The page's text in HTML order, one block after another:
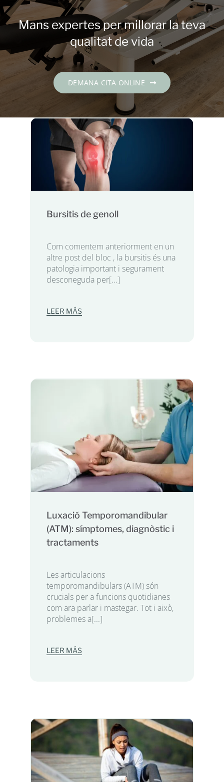
Contacte
Català
Mans expertes per millorar la teva
qualitat de vida
DEMANA CITA ONLINE
Bursitis de genoll
Com comentem anteriorment en un
altre post del bloc , la bursitis és una
patologia important i segurament
desconeguda per[...]
LEER MÁS
Luxació Temporomandibular
(ATM): símptomes, diagnòstic i
tractaments
Les articulacions
temporomandibulars (ATM) són
crucials per a funcions quotidianes
com ara parlar i mastegar. Tot i això,
problemes a[...]
LEER MÁS